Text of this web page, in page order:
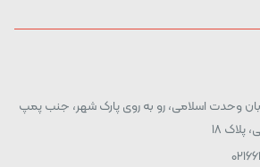
وحدت اسلامی، رو به روی پارک شهر، جنب پمپ
۱۸